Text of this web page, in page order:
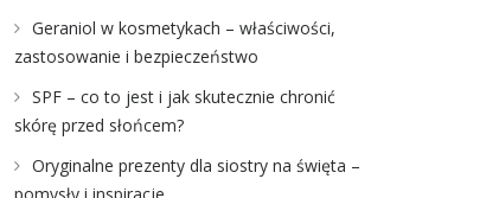
Geraniol w kosmetykach – właściwości,
zastosowanie i bezpieczeństwo
SPF – co to jest i jak skutecznie chronić
skórę przed słońcem?
Oryginalne prezenty dla siostry na święta –